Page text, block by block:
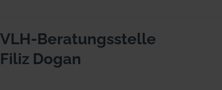
VLH-Beratungsstelle
Filiz Dogan